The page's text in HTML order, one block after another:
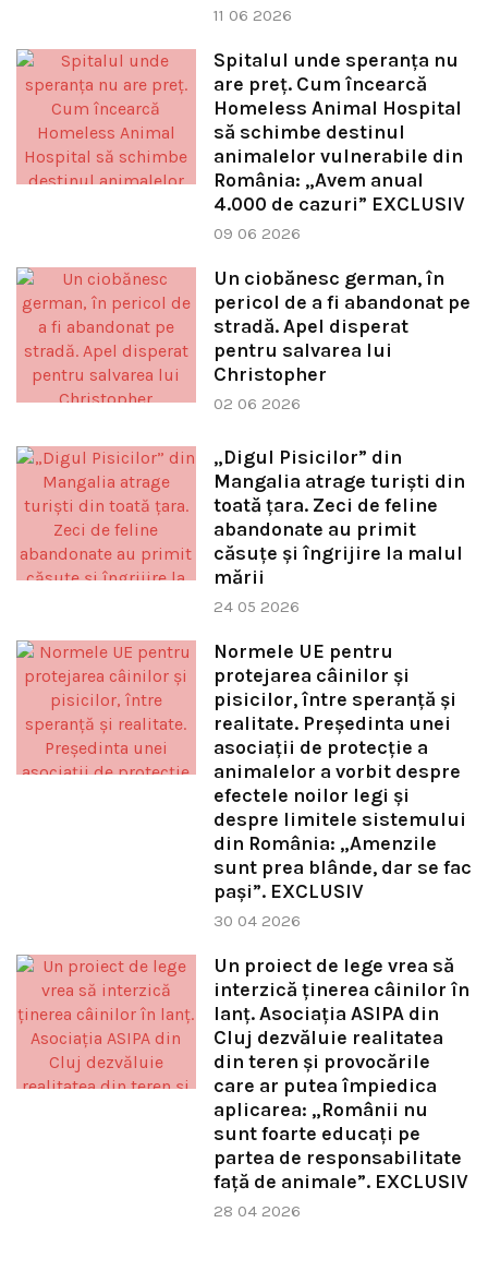
11 06 2026
Spitalul unde speranța nu
are preț. Cum încearcă
Homeless Animal Hospital
să schimbe destinul
animalelor vulnerabile din
România: „Avem anual
4.000 de cazuri” EXCLUSIV
09 06 2026
Un ciobănesc german, în
pericol de a fi abandonat pe
stradă. Apel disperat
pentru salvarea lui
Christopher
02 06 2026
„Digul Pisicilor” din
Mangalia atrage turiști din
toată țara. Zeci de feline
abandonate au primit
căsuțe și îngrijire la malul
mării
24 05 2026
Normele UE pentru
protejarea câinilor și
pisicilor, între speranță și
realitate. Președinta unei
asociații de protecție a
animalelor a vorbit despre
efectele noilor legi și
despre limitele sistemului
din România: „Amenzile
sunt prea blânde, dar se fac
pași”. EXCLUSIV
30 04 2026
Un proiect de lege vrea să
interzică ținerea câinilor în
lanț. Asociația ASIPA din
Cluj dezvăluie realitatea
din teren și provocările
care ar putea împiedica
aplicarea: „Românii nu
sunt foarte educați pe
partea de responsabilitate
față de animale”. EXCLUSIV
28 04 2026